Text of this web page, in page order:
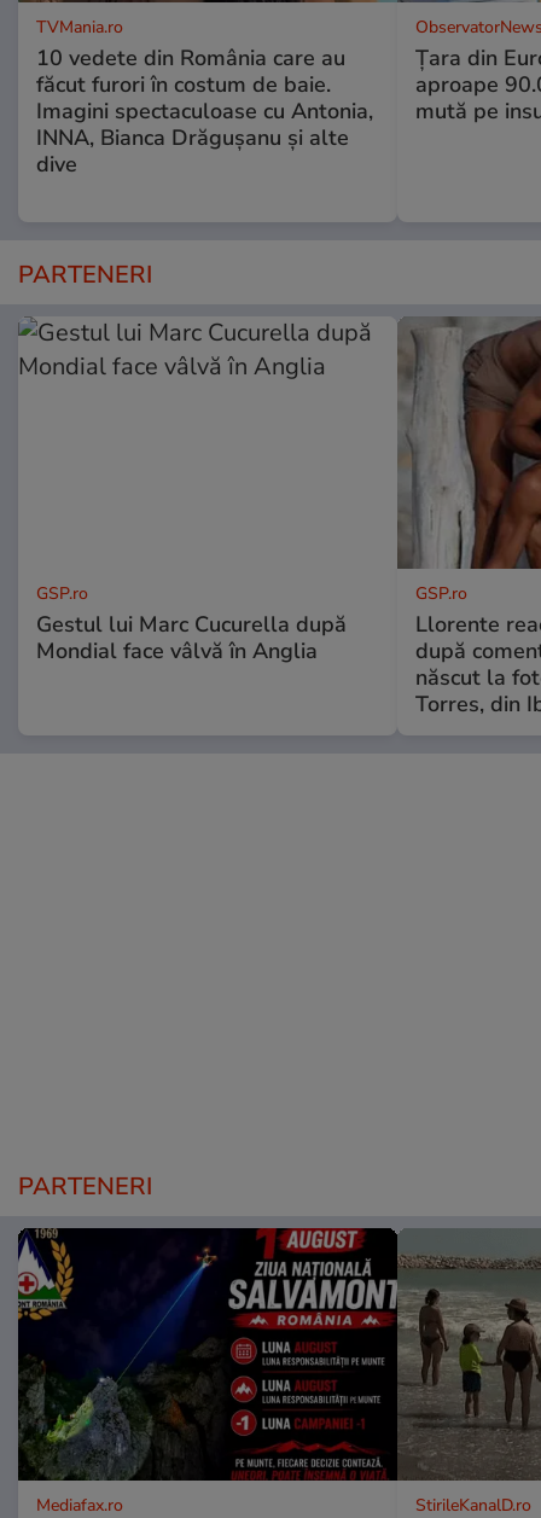
TVMania.ro
10 vedete din România care au
făcut furori în costum de baie.
Imagini spectaculoase cu Antonia,
INNA, Bianca Drăgușanu și alte
dive
Țara din
aproape
mută pe
PARTENERI
GSP.ro
Gestul lui Marc Cucurella după
Mondial face vâlvă în Anglia
GSP.ro
Llorente
după
născut la
Torres, din
PARTENERI
Mediafax.ro StirileKanalD.ro